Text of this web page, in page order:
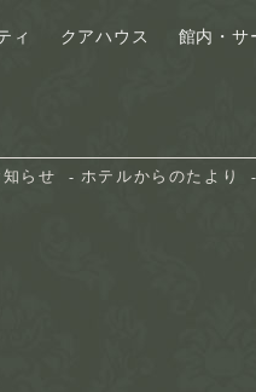
ィ クアハウス 館内・サ
知らせ ホテルからのたより